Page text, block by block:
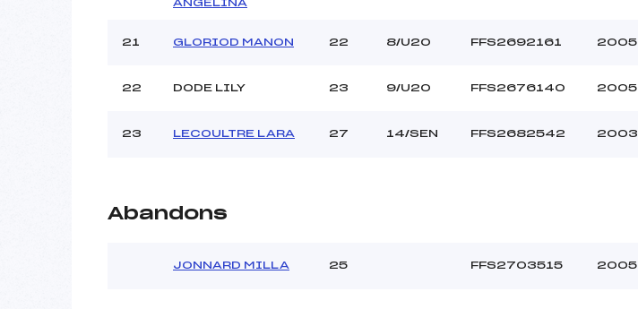
ANGELINA
21 GLORIOD MANON 22 8/U20 FFS2692161 2005
22 DODE LILY 23 9/U20 FFS2676140 2005
23 LECOULTRE LARA 27 14/SEN FFS2682542 2003
Abandons
JONNARD MILLA 25 FFS2703515 2005